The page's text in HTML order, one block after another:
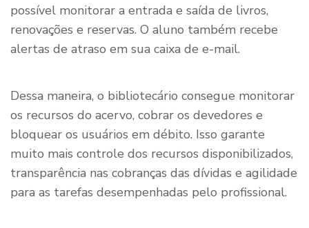
possível monitorar a entrada e saída de livros,
renovações e reservas. O aluno também recebe
alertas de atraso em sua caixa de e-mail.
Dessa maneira, o bibliotecário consegue monitorar
os recursos do acervo, cobrar os devedores e
bloquear os usuários em débito. Isso garante
muito mais controle dos recursos disponibilizados,
transparência nas cobranças das dívidas e agilidade
para as tarefas desempenhadas pelo profissional.